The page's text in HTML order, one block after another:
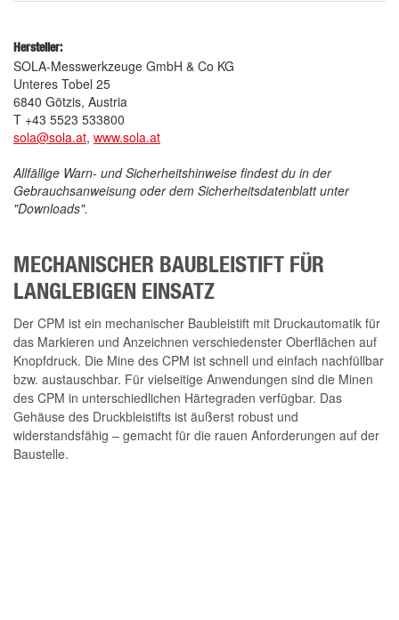
Hersteller:
SOLA-Messwerkzeuge GmbH & Co KG
Unteres Tobel 25
6840 Götzis, Austria
T +43 5523 533800
sola@sola.at, www.sola.at
Allfällige Warn- und Sicherheitshinweise findest du in der
Gebrauchsanweisung oder dem Sicherheitsdatenblatt unter
"Downloads".
MECHANISCHER BAUBLEISTIFT FÜR
LANGLEBIGEN EINSATZ
Der CPM ist ein mechanischer Baubleistift mit Druckautomatik für
das Markieren und Anzeichnen verschiedenster Oberflächen auf
Knopfdruck. Die Mine des CPM ist schnell und einfach nachfüllbar
bzw. austauschbar. Für vielseitige Anwendungen sind die Minen
des CPM in unterschiedlichen Härtegraden verfügbar. Das
Gehäuse des Druckbleistifts ist äußerst robust und
widerstandsfähig – gemacht für die rauen Anforderungen auf der
Baustelle.